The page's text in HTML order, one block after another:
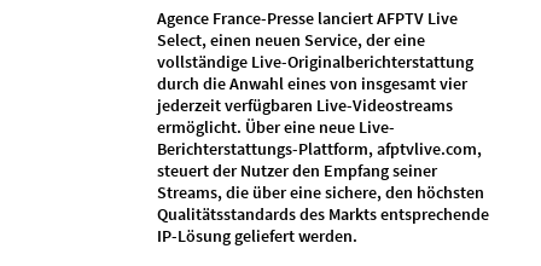
Agence France-Presse lanciert AFPTV Live
Select, einen neuen Service, der eine
vollständige Live-Originalberichterstattung
durch die Anwahl eines von insgesamt vier
jederzeit verfügbaren Live-Videostreams
ermöglicht. Über eine neue Live-
Berichterstattungs-Plattform, afptvlive.com,
steuert der Nutzer den Empfang seiner
Streams, die über eine sichere, den höchsten
Qualitätsstandards des Markts entsprechende
IP-Lösung geliefert werden.